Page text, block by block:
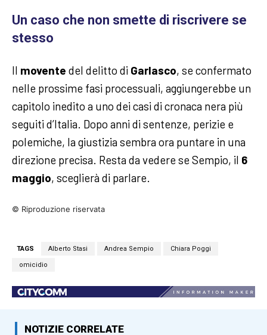
Un caso che non smette di riscrivere se
stesso
Il movente del delitto di Garlasco, se confermato
nelle prossime fasi processuali, aggiungerebbe un
capitolo inedito a uno dei casi di cronaca nera più
seguiti d’Italia. Dopo anni di sentenze, perizie e
polemiche, la giustizia sembra ora puntare in una
direzione precisa. Resta da vedere se Sempio, il 6
maggio, sceglierà di parlare.
© Riproduzione riservata
TAGS Alberto Stasi Andrea Sempio Chiara Poggi
omicidio
NOTIZIE CORRELATE